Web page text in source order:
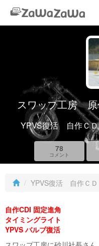
スワップ工房
YPVS復活 自作Ｃ
78
コメント
YPVS復活 自作Ｃ
自作CDI 固定進角
タイミングライト
YPVS バルブ復活